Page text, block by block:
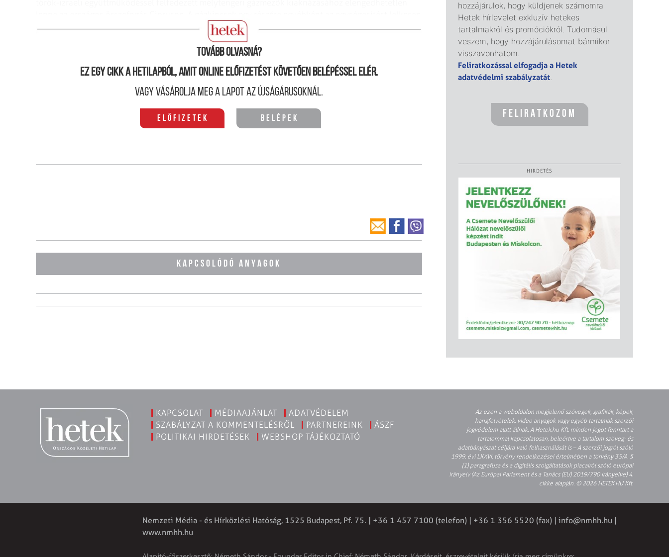
szorgalmazó Egyesült Államok is egyértelműen pályázik.
Tovább olvasná?
Ez egy cikk a hetilapból, amit online előfizetést követően belépéssel elér.
Vagy vásárolja meg a lapot az újságárusoknál.
Előfizetek Belépek
KAPCSOLÓDÓ ANYAGOK
hozzájárulok, hogy küldjenek számomra
Hetek hírlevelet exkluzív hetekes
tartalmakról és promóciókról. Tudomásul
veszem, hogy hozzájárulásomat bármikor
visszavonhatom.
Feliratkozással elfogadja a Hetek
adatvédelmi szabályzatát.
HIRDETÉS
KAPCSOLAT MÉDIAAJÁNLAT
ADATVÉDELEM
SZABÁLYZAT A KOMMENTELÉSRŐL
PARTNEREINK
ÁSZF
POLITIKAI HIRDETÉSEK
WEBSHOP TÁJÉKOZTATÓ
Az ezen a weboldalon megjelenő szövegek, grafikák, képek,
hangfelvételek, video anyagok vagy egyéb tartalmak szerzői
jogvédelem alatt állnak. A Hetek.hu Kft. minden jogot fenntart a
tartalommal kapcsolatosan, beleértve a tartalom szöveg- és
adatbányászat céljára való felhasználását is – A szerzői jogról szóló
1999. évi LXXVI. törvény rendelkezései értelmében a törvény 35/A. §
(1) paragrafusa és a digitális szolgáltatások piacairól szóló európai
irányelv (Az Európai Parlament és a Tanács (EU) 2019/790 Irányelve) 4.
cikke alapján. © 2026 HETEK.HU Kft.
Nemzeti Média - és Hírközlési Hatóság, 1525 Budapest, Pf. 75. | +36 1 457 7100 (telefon) | +36 1 356 5520 (fax) | info@nmhh.hu
www.nmhh.hu